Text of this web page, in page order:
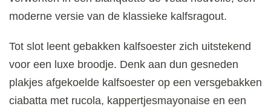
moderne versie van de klassieke kalfsragout.
Tot slot leent gebakken kalfsoester zich uitstekend
voor een luxe broodje. Denk aan dun gesneden
plakjes afgekoelde kalfsoester op een versgebakken
ciabatta met rucola, kappertjesmayonaise en een